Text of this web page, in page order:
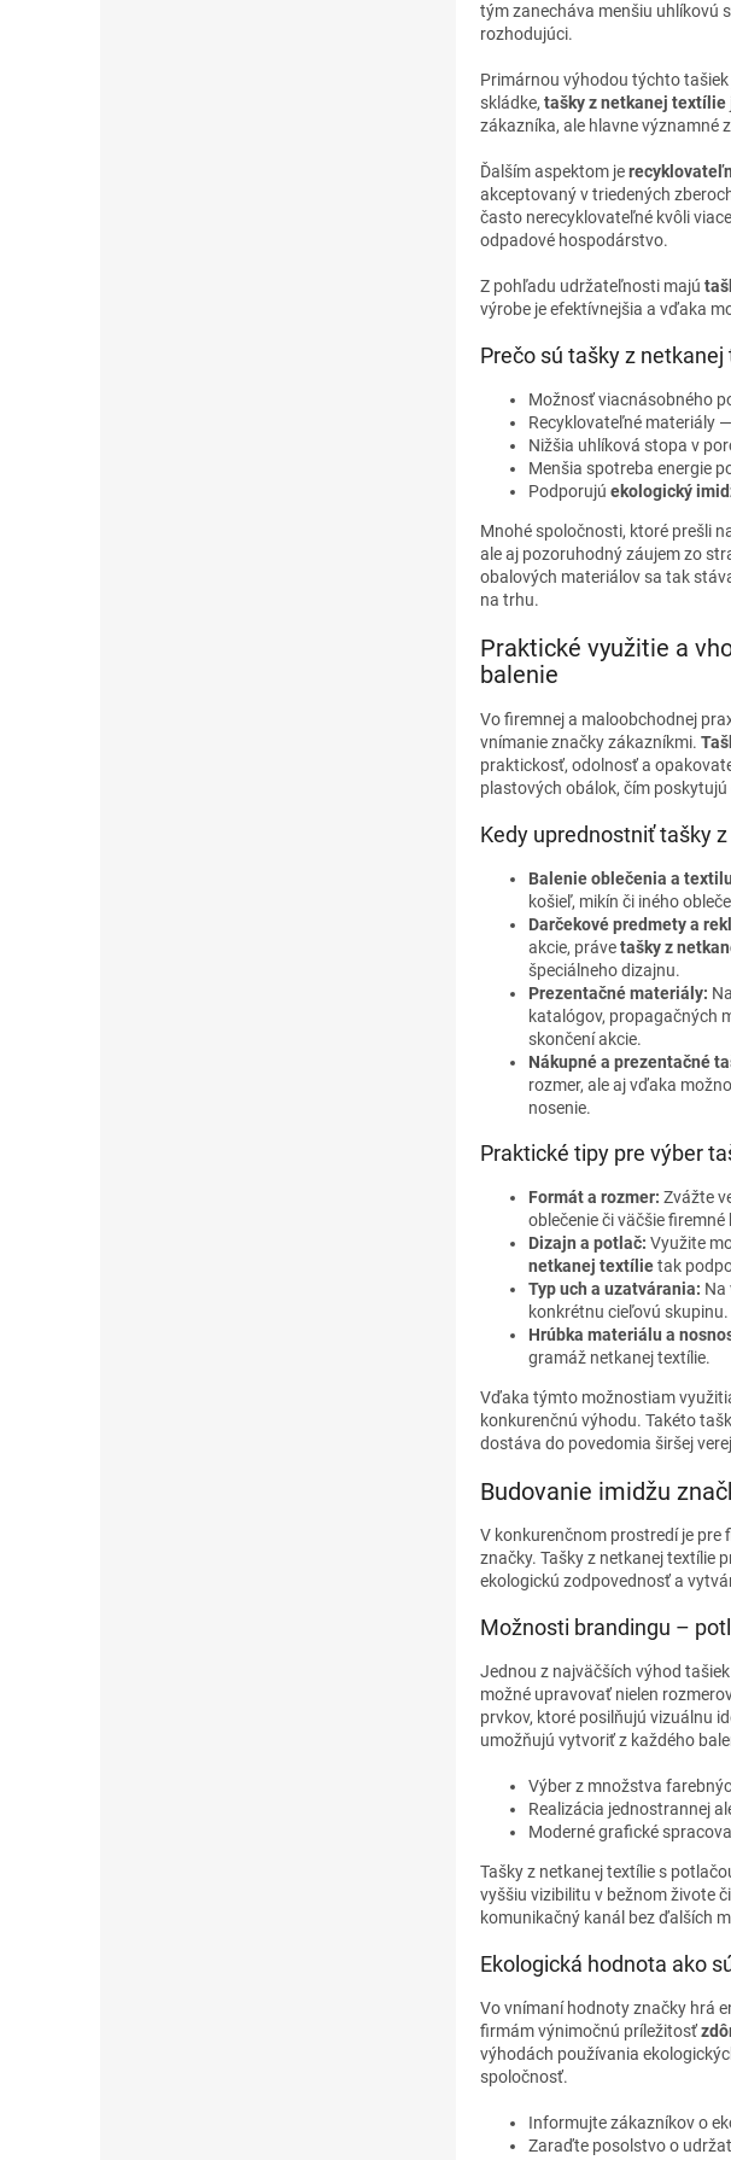
tým zanecháva menšiu uhlíkovú
rozhodujúci.
Primárnou výhodou týchto tašiek
skládke, tašky z netkanej textílie
zákazníka, ale hlavne významné
Ďalším aspektom je
akceptovaný v triedených
často nerecyklovateľné kvôli
odpadové hospodárstvo.
Z pohľadu udržateľnosti majú
výrobe je efektívnejšia a vďaka
Prečo sú tašky z
Možnosť viacnásobného
Recyklovateľné materiály
Nižšia uhlíková stopa v
Menšia spotreba energie
Podporujú ekologický
Mnohé spoločnosti, ktoré prešli
ale aj pozoruhodný záujem zo
obalových materiálov sa tak
na trhu.
Praktické využitie a
balenie
Vo firemnej a maloobchodnej
vnímanie značky zákazníkmi.
praktickosť, odolnosť a
plastových obálok, čím
Kedy uprednostniť tašky
Balenie oblečenia a
košieľ, mikín či iného
Darčekové predmety a
akcie, právetašky z
špeciálneho dizajnu.
Prezentačné materiály:
katalógov, propagačných
skončení akcie.
Nákupné a prezentačné
rozmer, ale aj vďaka
nosenie.
Praktické tipy pre výber
Formát a rozmer: Zvážte
oblečenie či väčšie firemné
Dizajn a potlač: Využite
netkanej textílietak
Typ uch a uzatvárania: Na
konkrétnu cieľovú skupinu.
Hrúbka materiálu a
gramáž netkanej textílie.
Vďaka týmto možnostiam
konkurenčnú výhodu. Takéto
dostáva do povedomia širšej
Budovanie imidžu
V konkurenčnom prostredí je pre
značky. Tašky z netkanej textílie
ekologickú zodpovednosť a
Možnosti brandingu –
Jednou z najväčších výhod
možné upravovať nielen
prvkov, ktoré posilňujú vizuálnu
umožňujú vytvoriť z každého
Výber z množstva
Realizácia jednostrannej
Moderné grafické
Tašky z netkanej textílie s
vyššiu vizibilitu v bežnom živote
komunikačný kanál bez ďalších
Ekologická hodnota ako
Vo vnímaní hodnoty značky hrá
firmám výnimočnú príležitosť
výhodách používania
spoločnosť.
Informujte zákazníkov o
Zaraďte posolstvo o